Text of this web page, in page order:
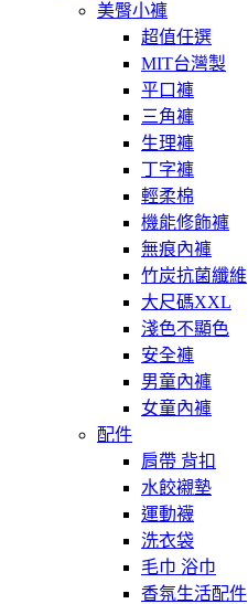
美臀小褲
超值任選
MIT台灣製
平口褲
三角褲
生理褲
丁字褲
輕柔棉
機能修飾褲
無痕內褲
竹炭抗菌纖維
大尺碼XXL
淺色不顯色
安全褲
男童內褲
女童內褲
配件
肩帶 背扣
水餃襯墊
運動襪
洗衣袋
毛巾 浴巾
香氛生活配件